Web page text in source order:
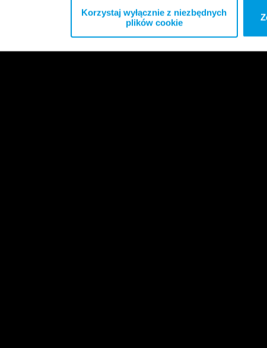
Korzystaj wyłącznie z niezbędnych
plików cookie